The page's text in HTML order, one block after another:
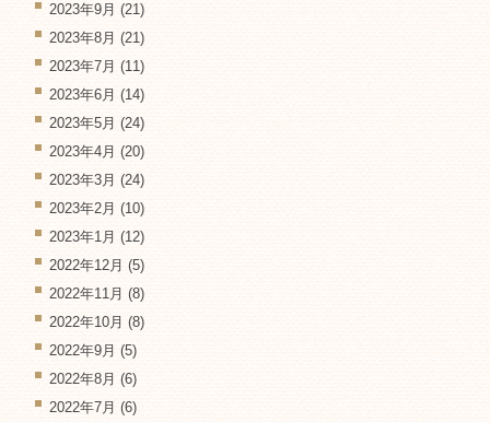
2023年9月 (21)
2023年8月 (21)
2023年7月 (11)
2023年6月 (14)
2023年5月 (24)
2023年4月 (20)
2023年3月 (24)
2023年2月 (10)
2023年1月 (12)
2022年12月 (5)
2022年11月 (8)
2022年10月 (8)
2022年9月 (5)
2022年8月 (6)
2022年7月 (6)